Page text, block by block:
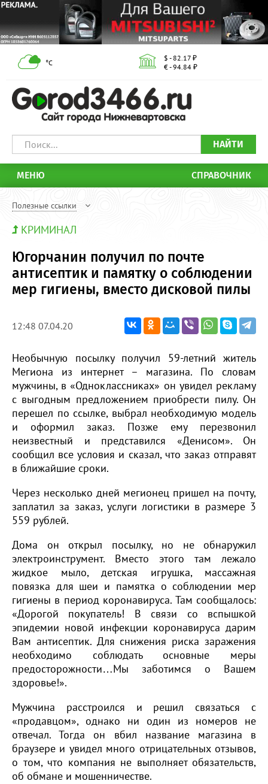
°С
$ - 82.17 ₽
€ - 94.84 ₽
НАЙТИ
МЕНЮ СПРАВОЧНИК
Полезные ссылки
КРИМИНАЛ
Югорчанин получил по почте
антисептик и памятку о соблюдении
мер гигиены, вместо дисковой пилы
12:48 07.04.20
Необычную посылку получил 59-летний житель
Мегиона из интернет – магазина. По словам
мужчины, в «Одноклассниках» он увидел рекламу
с выгодным предложением приобрести пилу. Он
перешел по ссылке, выбрал необходимую модель
и оформил заказ. Позже ему перезвонил
неизвестный и представился «Денисом». Он
сообщил все условия и сказал, что заказ отправят
в ближайшие сроки.
Через несколько дней мегионец пришел на почту,
заплатил за заказ, услуги логистики в размере 3
559 рублей.
Дома он открыл посылку, но не обнаружил
электроинструмент. Вместо этого там лежало
жидкое мыло, детская игрушка, массажная
повязка для шеи и памятка о соблюдении мер
гигиены в период коронавируса. Там сообщалось:
«Дорогой покупатель! В связи со вспышкой
эпидемии новой инфекции коронавируса дарим
Вам антисептик. Для снижения риска заражения
необходимо соблюдать основные меры
предосторожности…Мы заботимся о Вашем
здоровье!».
Мужчина расстроился и решил связаться с
«продавцом», однако ни один из номеров не
отвечал. Тогда он вбил название магазина в
браузере и увидел много отрицательных отзывов,
о том, что компания не выполняет обязательств,
об обмане и мошенничестве.